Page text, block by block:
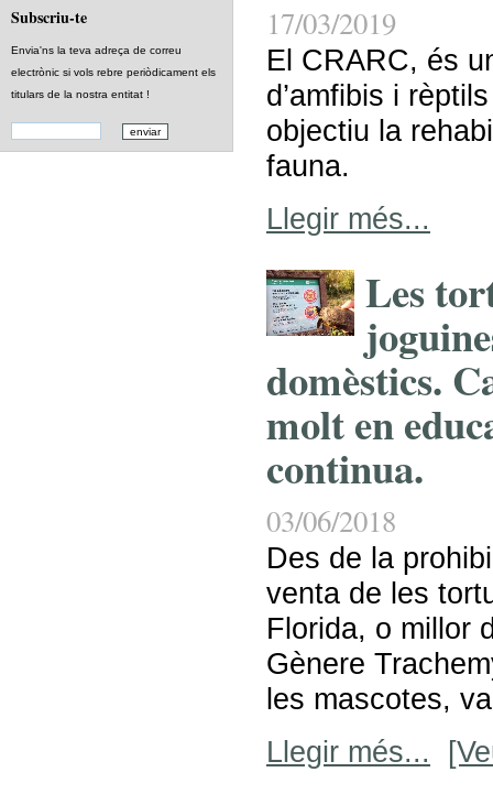
Subscriu-te
Envia'ns la teva adreça de correu
electrònic si vols rebre periòdicament els
titulars de la nostra entitat !
17/03/2019
El CRARC, és
d’amfibis i
objectiu la
fauna.
Llegir més...
Les
domèstics.
molt en
continua.
03/06/2018
Des de la
venta de les
Florida, o millor
Gènere
les mascotes,
Llegir més...